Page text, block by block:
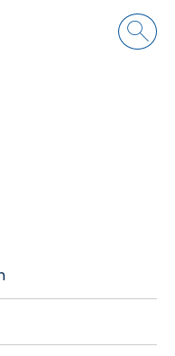
homepage